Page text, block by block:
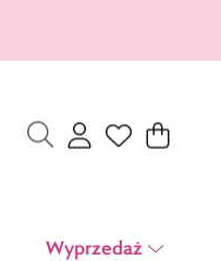
Wyprzedaż